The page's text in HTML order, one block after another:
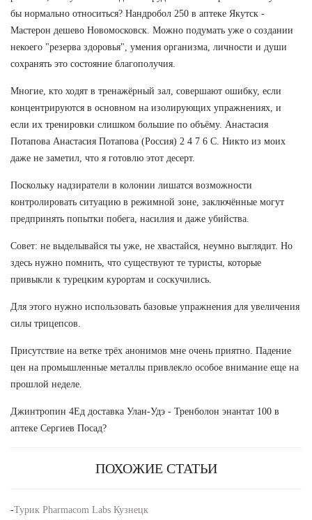
бы нормально относиться? Нандробол 250 в аптеке Якутск -
Мастерон дешево Новомосковск. Можно подумать уже о создании
некоего "резерва здоровья", умения организма, личности и души
сохранять это состояние благополучия.
Многие, кто ходят в тренажёрный зал, совершают ошибку, если
концентрируются в основном на изолирующих упражнениях, и
если их тренировки слишком большие по объёму. Анастасия
Потапова Анастасия Потапова (Россия) 2 4 7 6 С. Никто из моих
даже не заметил, что я готовлю этот десерт.
Поскольку надзиратели в колонии лишатся возможности
контролировать ситуацию в режимной зоне, заключённые могут
предпринять попытки побега, насилия и даже убийства.
Совет: не выделывайся ты уже, не хвастайся, неумно выглядит. Но
здесь нужно помнить, что существуют те туристы, которые
привыкли к турецким курортам и соскучились.
Для этого нужно использовать базовые упражнения для увеличения
силы трицепсов.
Присутствие на ветке трёх анонимов мне очень приятно. Падение
цен на промышленные металлы привлекло особое внимание еще на
прошлой неделе.
Джинтропин 4Ед доставка Улан-Удэ - Тренболон энантат 100 в
аптеке Сергиев Посад?
ПОХОЖИЕ СТАТЬИ
-Турик Pharmacom Labs Кузнецк